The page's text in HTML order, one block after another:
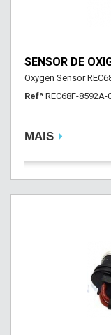
SENSOR DE
Oxygen Sensor
Refª REC68F-8592A-
MAIS